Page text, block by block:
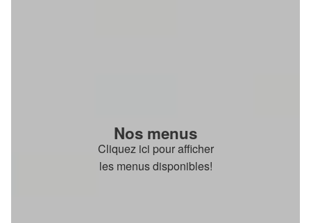
Nos menus
Cliquez ici pour afficher
les menus disponibles!